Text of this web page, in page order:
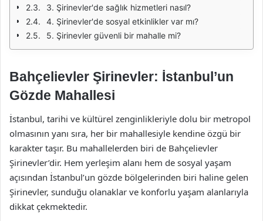
3. Şirinevler'de sağlık hizmetleri nasıl?
4. Şirinevler'de sosyal etkinlikler var mı?
5. Şirinevler güvenli bir mahalle mi?
Bahçelievler Şirinevler: İstanbul’un
Gözde Mahallesi
İstanbul, tarihi ve kültürel zenginlikleriyle dolu bir metropol
olmasının yanı sıra, her bir mahallesiyle kendine özgü bir
karakter taşır. Bu mahallelerden biri de Bahçelievler
Şirinevler’dir. Hem yerleşim alanı hem de sosyal yaşam
açısından İstanbul’un gözde bölgelerinden biri haline gelen
Şirinevler, sunduğu olanaklar ve konforlu yaşam alanlarıyla
dikkat çekmektedir.